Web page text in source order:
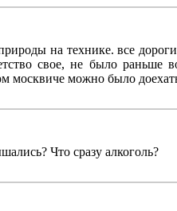
на технике. все
свое, не было раньше
москвиче можно было
Что сразу алкоголь?